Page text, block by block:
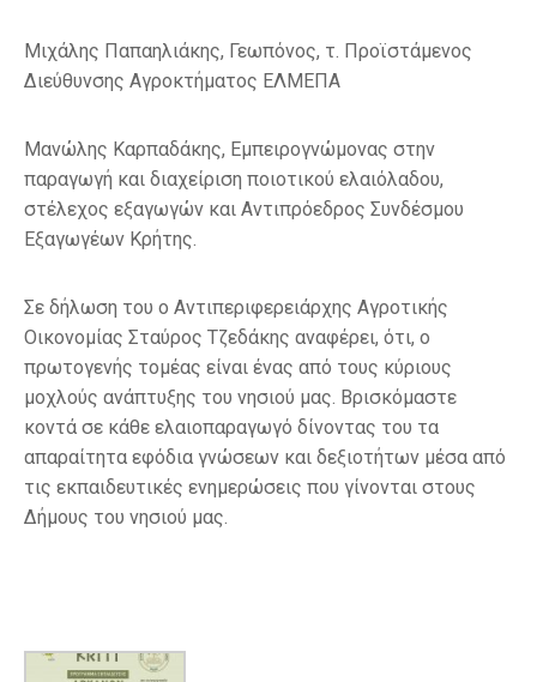
Μιχάλης Παπαηλιάκης, Γεωπόνος, τ. Προϊστάμενος
Διεύθυνσης Αγροκτήματος ΕΛΜΕΠΑ
Μανώλης Καρπαδάκης, Εμπειρογνώμονας στην
παραγωγή και διαχείριση ποιοτικού ελαιόλαδου,
στέλεχος εξαγωγών και Αντιπρόεδρος Συνδέσμου
Εξαγωγέων Κρήτης.
Σε δήλωση του ο Αντιπεριφερειάρχης Αγροτικής
Οικονομίας Σταύρος Τζεδάκης αναφέρει, ότι, ο
πρωτογενής τομέας είναι ένας από τους κύριους
μοχλούς ανάπτυξης του νησιού μας. Βρισκόμαστε
κοντά σε κάθε ελαιοπαραγωγό δίνοντας του τα
απαραίτητα εφόδια γνώσεων και δεξιοτήτων μέσα από
τις εκπαιδευτικές ενημερώσεις που γίνονται στους
Δήμους του νησιού μας.